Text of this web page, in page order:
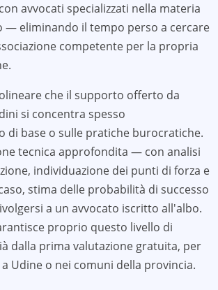
avvocati specializzati nella materia
— eliminando il tempo perso a cercare
competente per la propria
.
che il supporto offerto da
si concentra spesso
di base o sulle pratiche burocratiche.
tecnica approfondita — con analisi
individuazione dei punti di forza e
stima delle probabilità di successo
a un avvocato iscritto all'albo.
proprio questo livello di
dalla prima valutazione gratuita, per
Udine o nei comuni della provincia.